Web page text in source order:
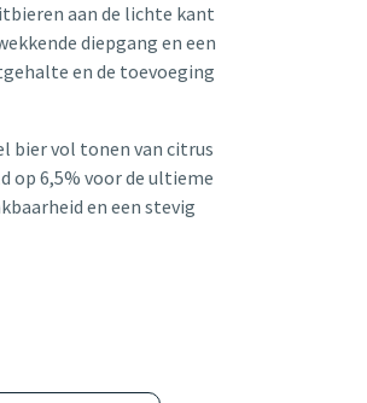
aan de lichte kant
diepgang en een
en de toevoeging
bier vol tonen van citrus
op 6,5% voor de ultieme
en een stevig